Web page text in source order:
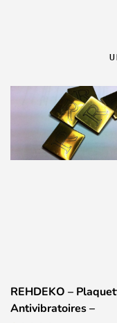
REHDEKO –
Antivibratoires –